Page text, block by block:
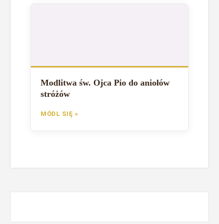
Modlitwa św. Ojca Pio do aniołów
stróżów
MÓDL SIĘ »